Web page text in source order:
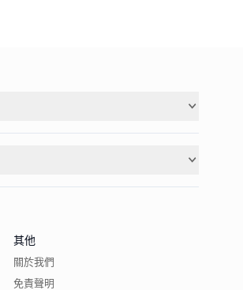
其他
關於我們
免責聲明